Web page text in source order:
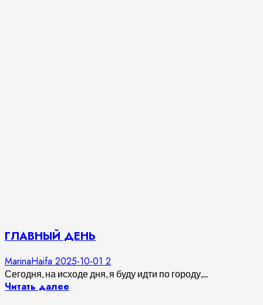
ГЛАВНЫЙ ДЕНЬ
MarinaHaifa 2025-10-01 2
Сегодня, на исходе дня, я буду идти по городу,...
Читать далее